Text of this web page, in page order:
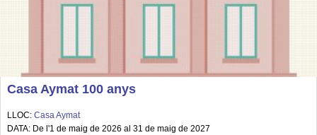
Casa Aymat 100 anys
LLOC: Casa Aymat
DATA: De l'1 de maig de 2026 al 31 de maig de 2027